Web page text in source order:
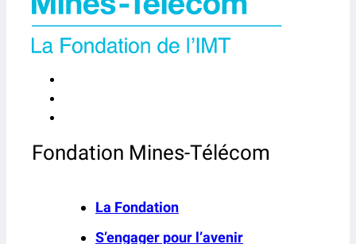
Fondation Mines-Télécom
La Fondation
S’engager pour l’avenir